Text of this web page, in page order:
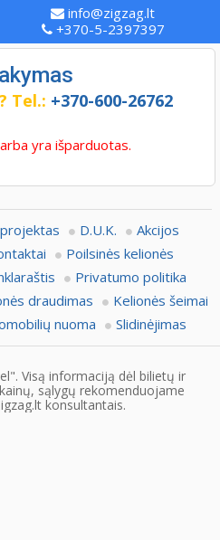
info@zigzag.lt
+370-5-2397397
Tel.: +370-600-26762
yra išparduotas.
D.U.K.
Akcijos
Poilsinės kelionės
Privatumo politika
draudimas
Kelionės šeimai
nuoma Slidinėjimas
Visą informaciją dėl bilietų ir
sąlygų rekomenduojame
konsultantais.